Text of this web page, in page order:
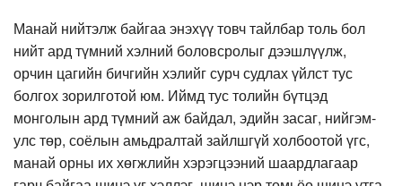
Манай нийтэлж байгаа энэхүү товч тайлбар толь бол
нийт ард түмний хэлний боловсролыг дээшлүүлж,
орчин цагийн бичгийн хэлийг сурч судлах үйлст тус
болгох зорилготой юм. Иймд тус толийн бүтцэд
монголын ард түмний аж байдал, эдийн засаг, нийгэм-
улс төр, соёлын амьдралтай зайлшгүй холбоотой үгс,
манай орны их хөгжлийн хэрэгцээний шаардлагаар